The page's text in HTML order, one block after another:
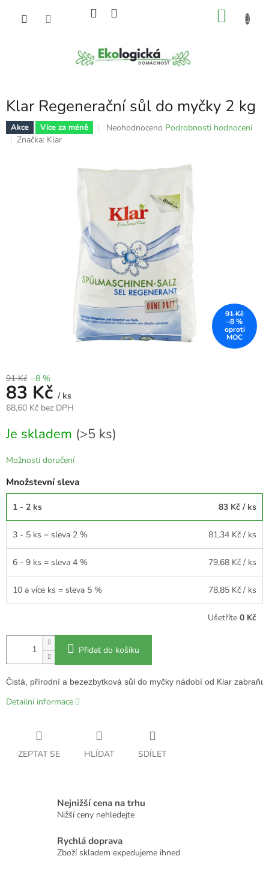
Klar Regenerační sůl do myčky 2 kg
Akce Více za méně
Průměrné
0,0
hvězdiček.
Neohodnoceno Podrobnosti hodnocení
Značka: Klar
91 Kč
–8 %
91 Kč –8 %
83 Kč / ks
68,60 Kč bez DPH
cena:
Je skladem (>5 ks)
Možnosti doručení
Množstevní sleva
1 - 2 ks 83 Kč / ks
3 - 5 ks = sleva 2 % 81,34 Kč / ks
6 - 9 ks = sleva 4 % 79,68 Kč / ks
10 a více ks = sleva 5 % 78,85 Kč / ks
Ušetříte 0 Kč
Přidat do košíku
Čistá, přírodní a bezezbytková sůl do myčky nádobí od Klar
Detailní informace
ZEPTAT SE HLÍDAT SDÍLET
Nejnižší cena na trhu
Nižší ceny nehledejte
Rychlá doprava
Zboží skladem expedujeme ihned